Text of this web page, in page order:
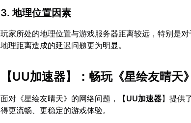
3. 地理位置因素
玩家所处的地理位置与游戏服务器距离较远，特别是
地理距离造成的延迟问题更为明显。
【UU加速器】：畅玩《星绘友晴天
面对《星绘友晴天》的网络问题，【UU加速器】提供
得更流畅、更稳定的游戏体验。